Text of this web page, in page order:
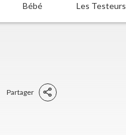
Bébé Les Testeurs
Partager